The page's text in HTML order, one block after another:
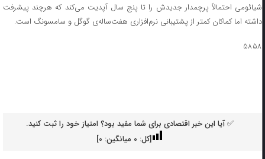
شیائومی احتمالاً پرچمدار جدیدش را تا پنج سال آپدیت می‌کند که هرچند پیشرفت
داشته اما کماکان کمتر از پشتیبانی نرم‌افزاری هفت‌ساله‌ی گوگل و سامسونگ است.
۵۸۵۸
✅ آیا این خبر اقتصادی برای شما مفید بود؟ امتیاز خود را ثبت کنید.
[کل: 0میانگین: 0
]